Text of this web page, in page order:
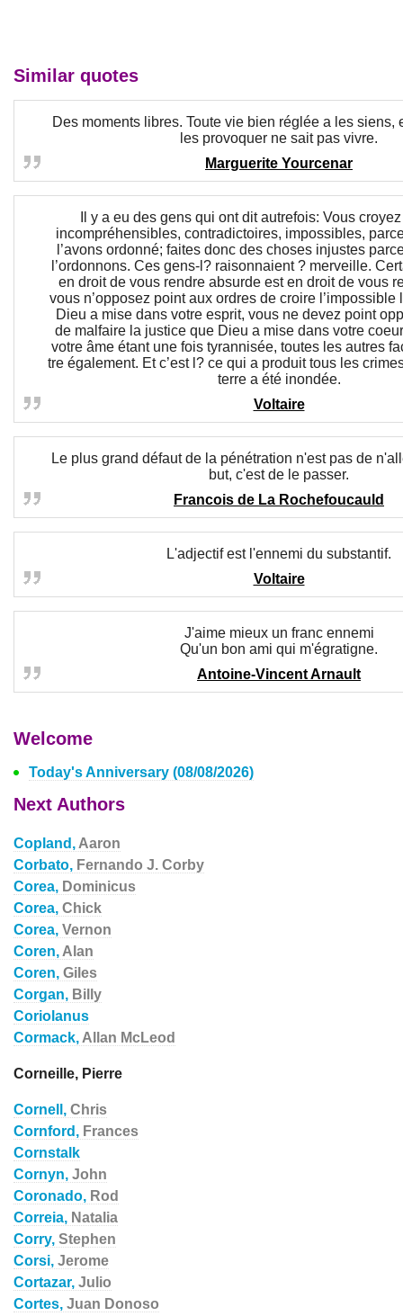
Similar quotes
Des moments libres. Toute vie bien réglée a les siens,
les provoquer ne sait pas vivre.
Marguerite Yourcenar
Il y a eu des gens qui ont dit autrefois: Vous
incompréhensibles, contradictoires, impossibles,
l’avons ordonné; faites donc des choses injustes
l’ordonnons. Ces gens-l? raisonnaient ? merveille.
en droit de vous rendre absurde est en droit de vous
vous n’opposez point aux ordres de croire l’impossible
Dieu a mise dans votre esprit, vous ne devez point
de malfaire la justice que Dieu a mise dans votre
votre âme étant une fois tyrannisée, toutes les autres
tre également. Et c’est l? ce qui a produit tous les
terre a été inondée.
Voltaire
Le plus grand défaut de la pénétration n'est pas de
but, c'est de le passer.
Francois de La Rochefoucauld
L'adjectif est l'ennemi du substantif.
Voltaire
J'aime mieux un franc ennemi
Qu'un bon ami qui m'égratigne.
Antoine-Vincent Arnault
Welcome
Today's Anniversary (08/08/2026)
Next Authors
Copland, Aaron
Corbato, Fernando J. Corby
Corea, Dominicus
Corea, Chick
Corea, Vernon
Coren, Alan
Coren, Giles
Corgan, Billy
Coriolanus
Cormack, Allan McLeod
Corneille, Pierre
Cornell, Chris
Cornford, Frances
Cornstalk
Cornyn, John
Coronado, Rod
Correia, Natalia
Corry, Stephen
Corsi, Jerome
Cortazar, Julio
Cortes, Juan Donoso